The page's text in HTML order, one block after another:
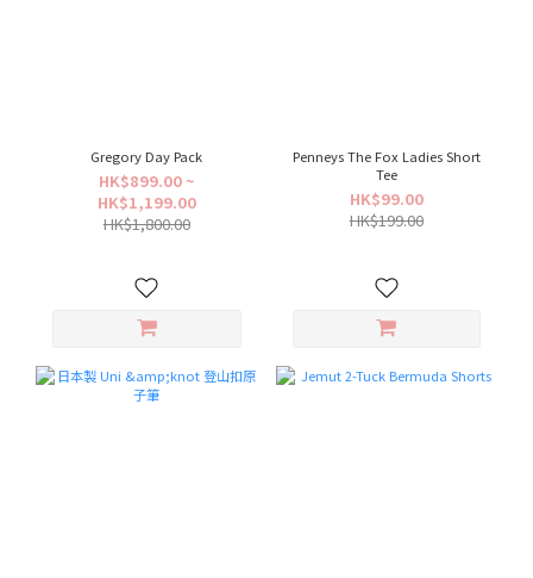
Gregory Day Pack
HK$899.00 ~
HK$1,199.00
HK$1,800.00
Penneys The Fox Ladies Short
Tee
HK$99.00
HK$199.00